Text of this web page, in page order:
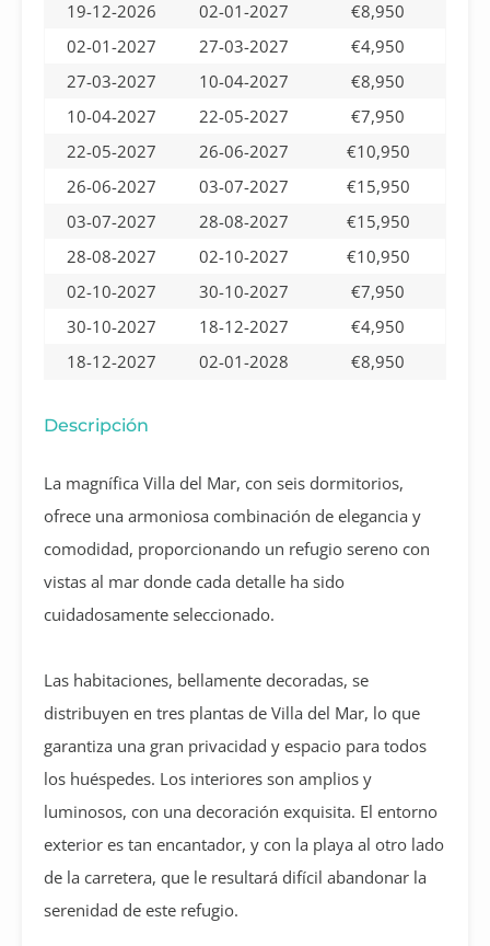
19-12-2026 02-01-2027
€8,950
02-01-2027
27-03-2027
€4,950
27-03-2027
10-04-2027
€8,950
10-04-2027
22-05-2027
€7,950
22-05-2027
26-06-2027
€10,950
26-06-2027
03-07-2027
€15,950
03-07-2027
28-08-2027
€15,950
28-08-2027
02-10-2027
€10,950
02-10-2027
30-10-2027
€7,950
30-10-2027
18-12-2027
€4,950
18-12-2027
02-01-2028 €8,950
Descripción
La magnífica Villa del Mar, con seis dormitorios,
ofrece una armoniosa combinación de elegancia y
comodidad, proporcionando un refugio sereno con
vistas al mar donde cada detalle ha sido
cuidadosamente seleccionado.
Las habitaciones, bellamente decoradas, se
distribuyen en tres plantas de Villa del Mar, lo que
garantiza una gran privacidad y espacio para todos
los huéspedes. Los interiores son amplios y
luminosos, con una decoración exquisita. El entorno
exterior es tan encantador, y con la playa al otro lado
de la carretera, que le resultará difícil abandonar la
serenidad de este refugio.